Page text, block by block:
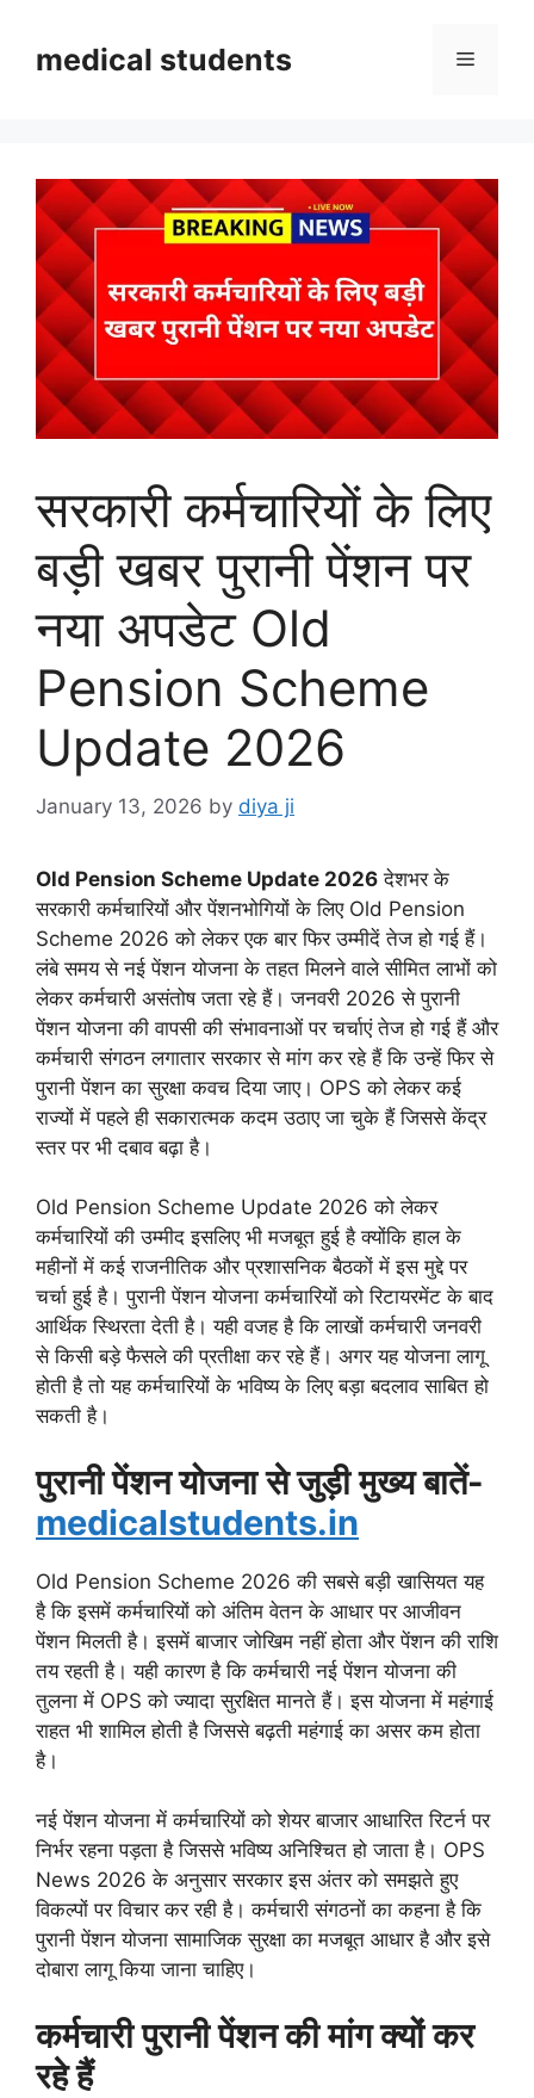
contentmedical students Menu
सरकारी कर्मचारियों के लिए
बड़ी खबर पुरानी पेंशन पर
नया अपडेट Old
Pension Scheme
Update 2026
January 13, 2026 by diya ji
Old Pension Scheme Update 2026 देशभर के
सरकारी कर्मचारियों और पेंशनभोगियों के लिए Old Pension
Scheme 2026 को लेकर एक बार फिर उम्मीदें तेज हो गई हैं।
लंबे समय से नई पेंशन योजना के तहत मिलने वाले सीमित लाभों को
लेकर कर्मचारी असंतोष जता रहे हैं। जनवरी 2026 से पुरानी
पेंशन योजना की वापसी की संभावनाओं पर चर्चाएं तेज हो गई हैं और
कर्मचारी संगठन लगातार सरकार से मांग कर रहे हैं कि उन्हें फिर से
पुरानी पेंशन का सुरक्षा कवच दिया जाए। OPS को लेकर कई
राज्यों में पहले ही सकारात्मक कदम उठाए जा चुके हैं जिससे केंद्र
स्तर पर भी दबाव बढ़ा है।
Old Pension Scheme Update 2026 को लेकर
कर्मचारियों की उम्मीद इसलिए भी मजबूत हुई है क्योंकि हाल के
महीनों में कई राजनीतिक और प्रशासनिक बैठकों में इस मुद्दे पर
चर्चा हुई है। पुरानी पेंशन योजना कर्मचारियों को रिटायरमेंट के बाद
आर्थिक स्थिरता देती है। यही वजह है कि लाखों कर्मचारी जनवरी
से किसी बड़े फैसले की प्रतीक्षा कर रहे हैं। अगर यह योजना लागू
होती है तो यह कर्मचारियों के भविष्य के लिए बड़ा बदलाव साबित हो
सकती है।
पुरानी पेंशन योजना से जुड़ी मुख्य बातें-
medicalstudents.in
Old Pension Scheme 2026 की सबसे बड़ी खासियत यह
है कि इसमें कर्मचारियों को अंतिम वेतन के आधार पर आजीवन
पेंशन मिलती है। इसमें बाजार जोखिम नहीं होता और पेंशन की राशि
तय रहती है। यही कारण है कि कर्मचारी नई पेंशन योजना की
तुलना में OPS को ज्यादा सुरक्षित मानते हैं। इस योजना में महंगाई
राहत भी शामिल होती है जिससे बढ़ती महंगाई का असर कम होता
है।
नई पेंशन योजना में कर्मचारियों को शेयर बाजार आधारित रिटर्न पर
निर्भर रहना पड़ता है जिससे भविष्य अनिश्चित हो जाता है। OPS
News 2026 के अनुसार सरकार इस अंतर को समझते हुए
विकल्पों पर विचार कर रही है। कर्मचारी संगठनों का कहना है कि
पुरानी पेंशन योजना सामाजिक सुरक्षा का मजबूत आधार है और इसे
दोबारा लागू किया जाना चाहिए।
कर्मचारी पुरानी पेंशन की मांग क्यों कर
रहे हैं